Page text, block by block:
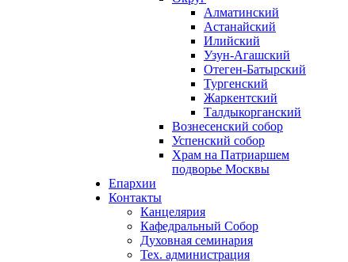
Алматинский
Астанайский
Илийский
Узун-Агашский
Отеген-Батырский
Тургенский
Жаркентский
Талдыкорганский
Вознесенский собор
Успенский собор
Храм на Патриаршем
подворье Москвы
Епархии
Контакты
Канцелярия
Кафедральный Собор
Духовная семинария
Тех. администрация